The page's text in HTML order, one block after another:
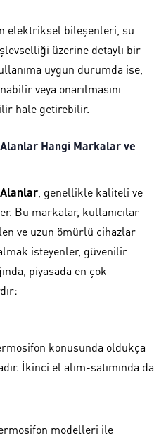
elektriksel bileşenleri, su
üzerine detaylı bir
uygun durumda ise,
veya onarılmasını
hale getirebilir.
Hangi Markalar ve
, genellikle kaliteli ve
Bu markalar, kullanıcılar
ve uzun ömürlü cihazlar
isteyenler, güvenilir
piyasada en çok
konusunda oldukça
İkinci el alım-satımında da
modelleri ile